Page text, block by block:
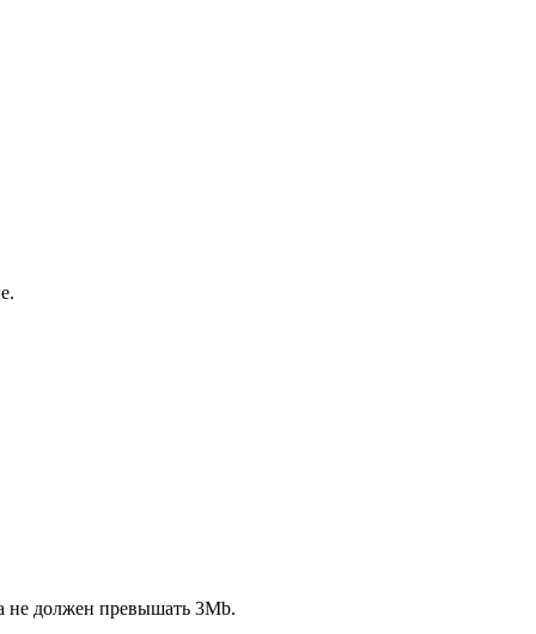
не должен превышать 3Mb.